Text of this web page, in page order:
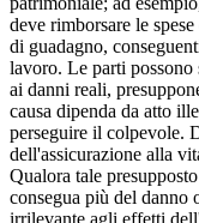
deve rimborsare le
di guadagno,
lavoro. Le parti possono
ai danni reali,
causa dipenda da atto
perseguire il colpevole.
dell'assicurazione alla
Qualora tale
consegua più del danno
irrilevante agli effetti